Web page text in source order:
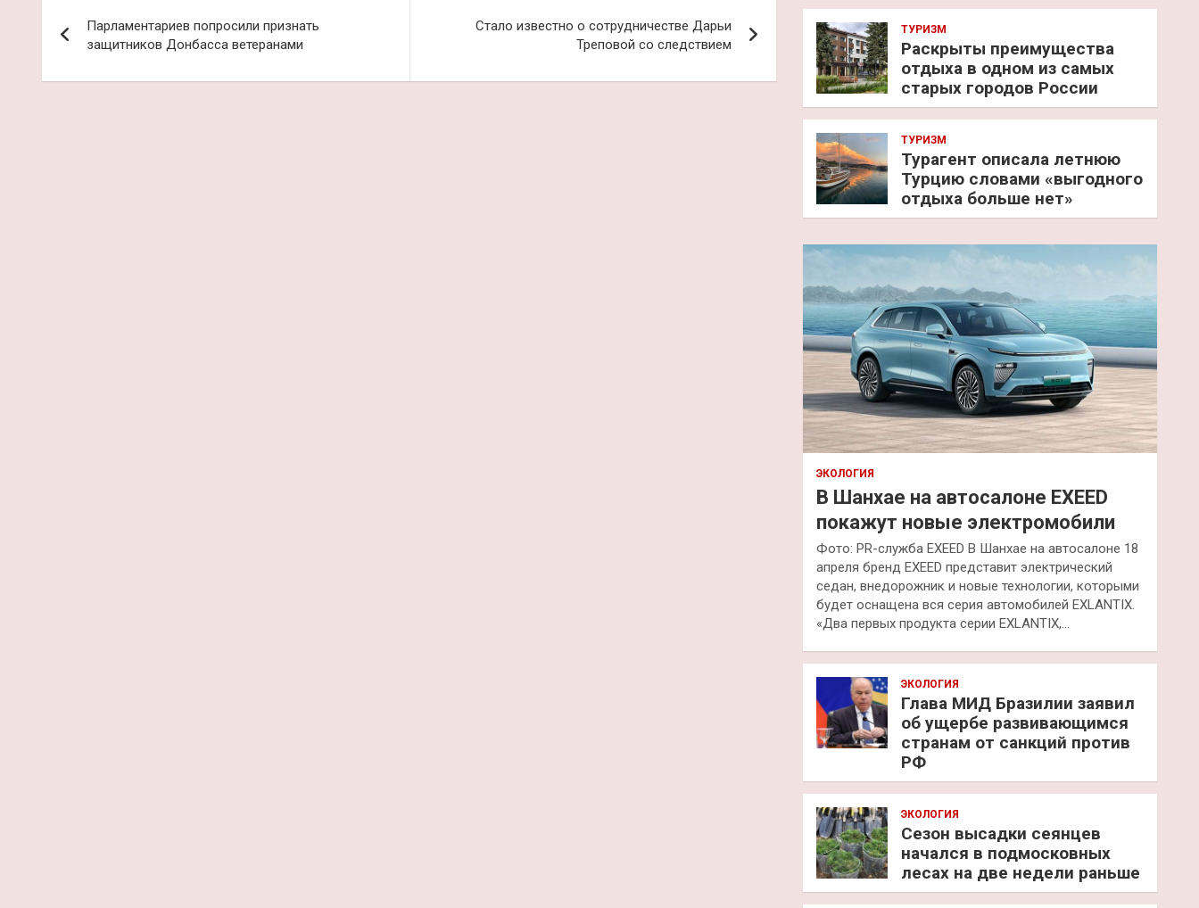
по
записям
Парламентариев попросили признать
защитников Донбасса ветеранами
Стало известно о сотрудничестве Дарьи
Треповой со следствием
ТУРИЗМ
Раскрыты преимущества
отдыха в одном из самых
старых городов России
ТУРИЗМ
Турагент описала летнюю
Турцию словами «выгодного
отдыха больше нет»
ЭКОЛОГИЯ
В Шанхае на автосалоне EXEED
покажут новые электромобили
Фото: PR-служба EXEED В Шанхае на автосалоне 18
апреля бренд EXEED представит электрический
седан, внедорожник и новые технологии, которыми
будет оснащена вся серия автомобилей EXLANTIX.
«Два первых продукта серии EXLANTIX,…
ЭКОЛОГИЯ
Глава МИД Бразилии заявил
об ущербе развивающимся
странам от санкций против
РФ
ЭКОЛОГИЯ
Сезон высадки сеянцев
начался в подмосковных
лесах на две недели раньше